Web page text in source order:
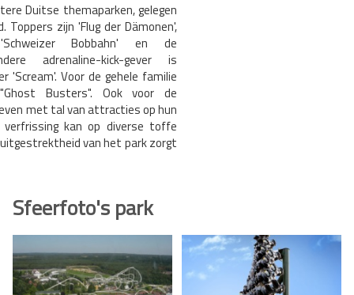
Duitse themaparken, gelegen
Toppers zijn 'Flug der Dämonen',
Bobbahn' en de
adrenaline-kick-gever is
Voor de gehele familie
Busters". Ook voor de
met tal van attracties op hun
kan op diverse toffe
van het park zorgt
Sfeerfoto's park